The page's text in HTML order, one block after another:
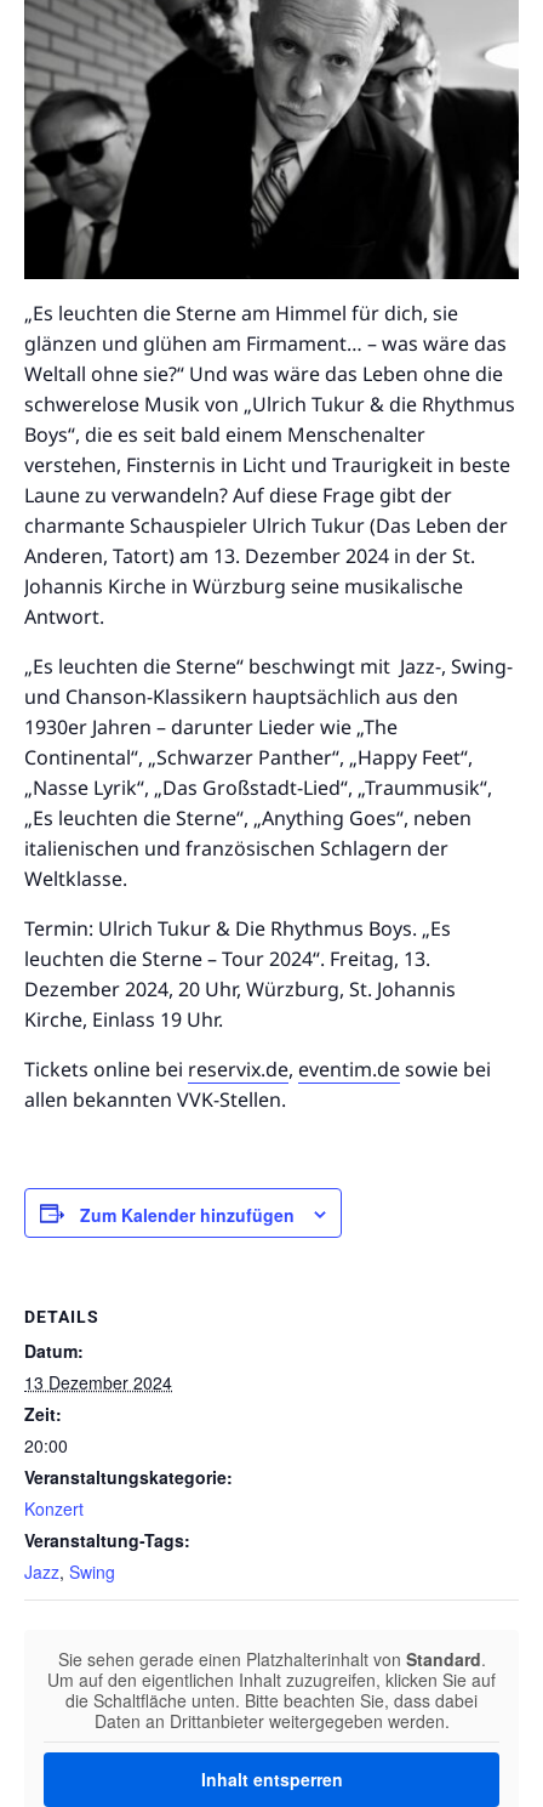
„Es leuchten die Sterne am Himmel für dich, sie
glänzen und glühen am Firmament… – was wäre das
Weltall ohne sie?“ Und was wäre das Leben ohne die
schwerelose Musik von „Ulrich Tukur & die Rhythmus
Boys“, die es seit bald einem Menschenalter
verstehen, Finsternis in Licht und Traurigkeit in beste
Laune zu verwandeln? Auf diese Frage gibt der
charmante Schauspieler Ulrich Tukur (Das Leben der
Anderen, Tatort) am 13. Dezember 2024 in der St.
Johannis Kirche in Würzburg seine musikalische
Antwort.
„Es leuchten die Sterne“ beschwingt mit Jazz-, Swing-
und Chanson-Klassikern hauptsächlich aus den
1930er Jahren – darunter Lieder wie „The
Continental“, „Schwarzer Panther“, „Happy Feet“,
„Nasse Lyrik“, „Das Großstadt-Lied“, „Traummusik“,
„Es leuchten die Sterne“, „Anything Goes“, neben
italienischen und französischen Schlagern der
Weltklasse.
Termin: Ulrich Tukur & Die Rhythmus Boys. „Es
leuchten die Sterne – Tour 2024“. Freitag, 13.
Dezember 2024, 20 Uhr, Würzburg, St. Johannis
Kirche, Einlass 19 Uhr.
Tickets online bei reservix.de, eventim.desowie bei
allen bekannten VVK-Stellen.
Zum Kalender hinzufügen
DETAILS
Datum:
13 Dezember 2024
Zeit:
20:00
Veranstaltungskategorie:
Konzert
Veranstaltung-Tags:
Jazz, Swing
Sie sehen gerade einen Platzhalterinhalt von Standard.
Um auf den eigentlichen Inhalt zuzugreifen, klicken Sie auf
die Schaltfläche unten. Bitte beachten Sie, dass dabei
Daten an Drittanbieter weitergegeben werden.
Inhalt entsperren